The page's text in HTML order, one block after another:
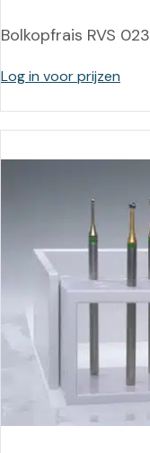
Bolkopfrais RVS 023
Log in voor prijzen